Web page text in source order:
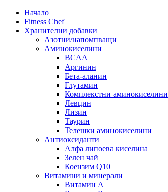
Начало
Fitness Chef
Хранителни добавки
Азотни/напомпващи
Аминокиселини
BCAA
Аргинин
Бета-аланин
Глутамин
Комплекстни аминокиселини
Левцин
Лизин
Таурин
Телешки аминокиселини
Антиоксиданти
Алфа липоева киселина
Зелен чай
Коензим Q10
Витамини и минерали
Витамин А